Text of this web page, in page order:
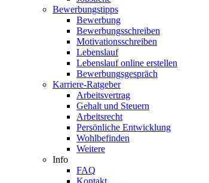
Bewerbungstipps
Bewerbung
Bewerbungsschreiben
Motivationsschreiben
Lebenslauf
Lebenslauf online erstellen
Bewerbungsgespräch
Karriere-Ratgeber
Arbeitsvertrag
Gehalt und Steuern
Arbeitsrecht
Persönliche Entwicklung
Wohlbefinden
Weitere
Info
FAQ
Kontakt